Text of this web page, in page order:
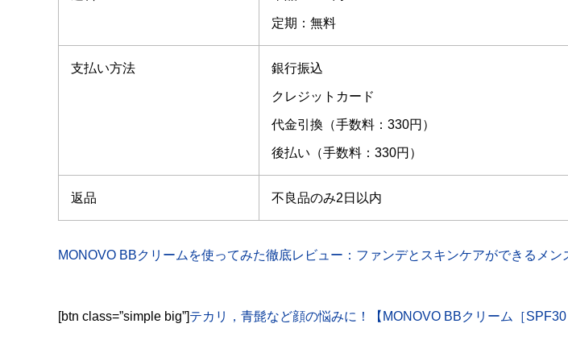
定期：無料
支払い方法 銀行振込
クレジットカード
代金引換（手数料：330円）
後払い（手数料：330円）
返品 不良品のみ2日以内
MONOVO BBクリームを使ってみた徹底レビュー：ファンデとスキンケアができるメン
[btn class=”simple big”]テカリ，青髭など顔の悩みに！【MONOVO BBクリーム［SPF30